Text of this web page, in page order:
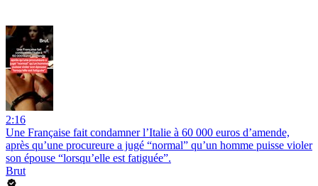
2:16
Une Française fait condamner l’Italie à 60 000 euros d’amende,
après qu’une procureure a jugé “normal” qu’un homme puisse violer
son épouse “lorsqu’elle est fatiguée”.
Brut